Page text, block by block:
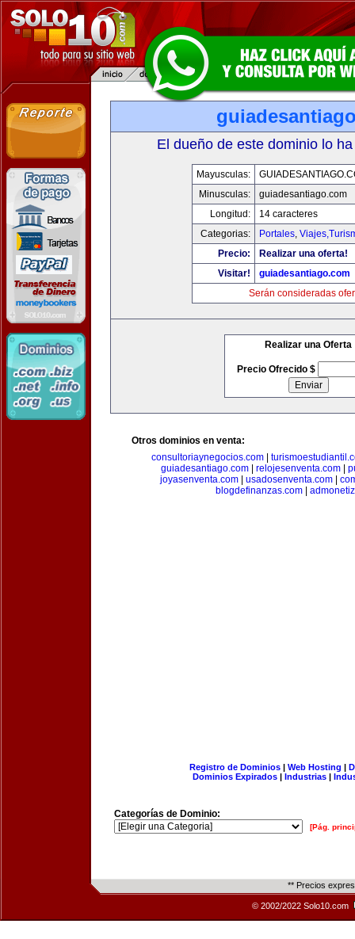
El dueño de este dominio lo
Mayusculas:
Minusculas:
guiadesantiago.com
Longitud:
14 caracteres
Categorias:
Portales,
Precio:
Realizar una oferta!
Visitar!
guiadesantiago.com
Serán consideradas
Realizar una Oferta
Precio Ofrecido $
Otros dominios en venta:
consultoriaynegocios.com
guiadesantiago.com| relojesenventa.com|
joyasenventa.com
usadosenventa.com
blogdefinanzas.com|
Registro de Dominios| Web Hosting |
Dominios Expirados | Industrias |
Categorías de Dominio:
[Pág.
** Precios
© 2002/2022 Solo10.com